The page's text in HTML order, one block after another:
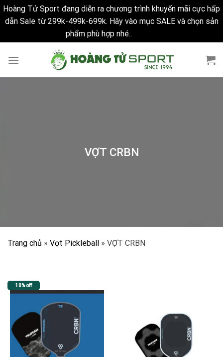
Hoàng Tử Sport đang diễn ra chương trình khuyến mãi cực hấp
dẫn Sale từ 299k-499k-699k. Hãy vào mục SALE và chọn sản
phẩm phù hợp nhé..
VỢT CRBN
Trang chủ » Vợt Pickleball » VỢT CRBN
10% off